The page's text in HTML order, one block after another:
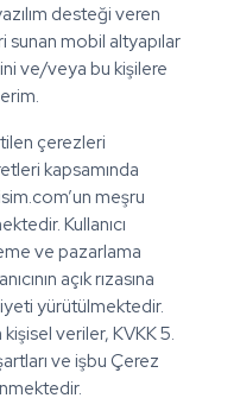
desteği veren
mobil altyapılar
ve/veya bu kişilere
çerezleri
kapsamında
meşru
Kullanıcı
ve pazarlama
açık rızasına
yürütülmektedir.
veriler, KVKK 5.
ve işbu Çerez